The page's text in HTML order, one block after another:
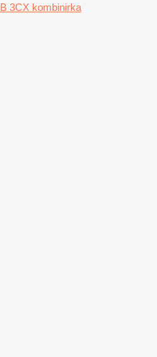
3CX kombinirka